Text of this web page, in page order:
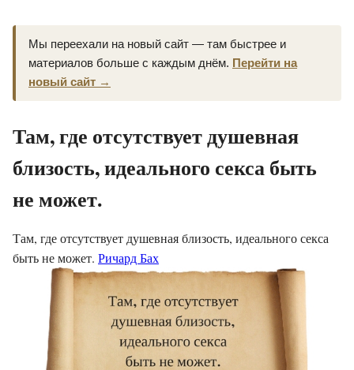
Мы переехали на новый сайт — там быстрее и
материалов больше с каждым днём. Перейти на
новый сайт →
Там, где отсутствует душевная
близость, идеального секса быть
не может.
Там, где отсутствует душевная близость, идеального секса
быть не может. Ричард Бах